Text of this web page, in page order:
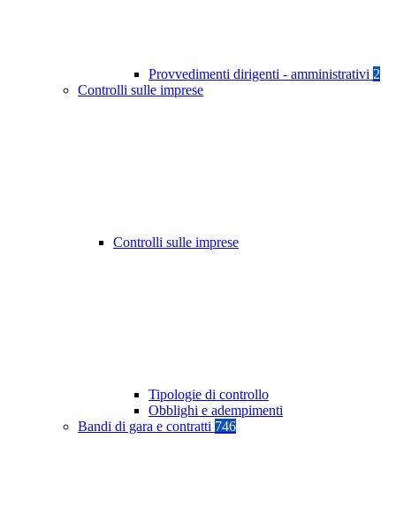
Provvedimenti dirigenti - amministrativi 2
Controlli sulle imprese
Controlli sulle imprese
Tipologie di controllo
Obblighi e adempimenti
Bandi di gara e contratti 746